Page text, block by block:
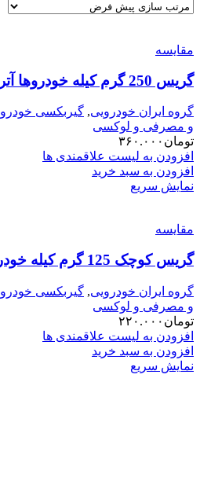
مقایسه
گریس 250 گرم کیله خودروها آترود (ATROD)
گروه ایران خودرویی, گیربکسی خودرو
و مصرفی و لوکسی
تومان ۳۶۰.۰۰۰
افزودن به لیست علاقمندی ها
افزودن به سبد خرید
نمایش سریع
مقایسه
گریس کوچک 125 گرم کیله خودروها آترود (ATROD)
گروه ایران خودرویی, گیربکسی خودرو
و مصرفی و لوکسی
تومان ۲۲۰.۰۰۰
افزودن به لیست علاقمندی ها
افزودن به سبد خرید
نمایش سریع